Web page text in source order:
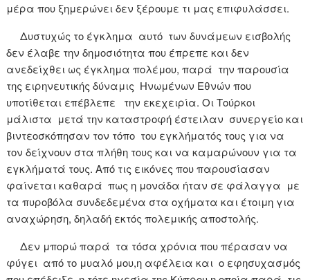
μέρα που ξημερώνει δεν ξέρουμε τι μας επιφυλάσσει.
Δυστυχώς το έγκλημα αυτό των δυνάμεων εισβολής
δεν έλαβε την δημοσιότητα που έπρεπε και δεν
ανεδείχθει ως έγκλημα πολέμου, παρά την παρουσία
της ειρηνευτικής δύναμις Ηνωμένων Εθνών που
υποτίθεται επέβλεπε την εκεχειρία. Οι Τούρκοι
μάλιστα μετά την καταστροφή έστειλαν συνεργείο και
βιντεοσκόπησαν τον τόπο του εγκλήματός τους για να
τον δείχνουν στα πλήθη τους και να καμαρώνουν για τα
εγκλήματά τους. Από τις εικόνες που παρουσίασαν
φαίνεται καθαρά πως η μονάδα ήταν σε φάλαγγα με
τα πυροβόλα συνδεδεμένα στα οχήματα και έτοιμη για
αναχώρηση, δηλαδή εκτός πολεμικής αποστολής.
Δεν μπορώ παρά τα τόσα χρόνια που πέρασαν να
φύγει από το μυαλό μου,η αφέλεια και ο εφησυχασμός